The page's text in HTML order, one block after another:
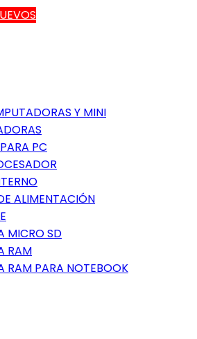
Y MINI
PC
ALIMENTACIÓN
MICRO SD
RAM
RAM PARA NOTEBOOK